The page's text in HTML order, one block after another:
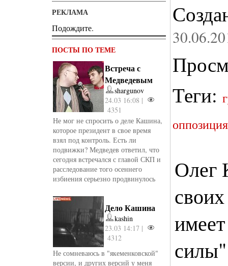
РЕКЛАМА
Подождите.
ПОСТЫ ПО ТЕМЕ
Встреча с
Медведевым
shargunov
24.03 16:08 |
4351
Не мог не спросить о деле Кашина,
которое президент в свое время
взял под контроль. Есть ли
подвижки? Медведев ответил, что
сегодня встречался с главой СКП и
расследование того осеннего
избиения серьезно продвинулось
Дело Кашина
kashin
23.03 14:17 |
4312
Не сомневаюсь в "якеменковской"
версии, и других версий у меня
Теги:
оппозиция
Олег
силы"